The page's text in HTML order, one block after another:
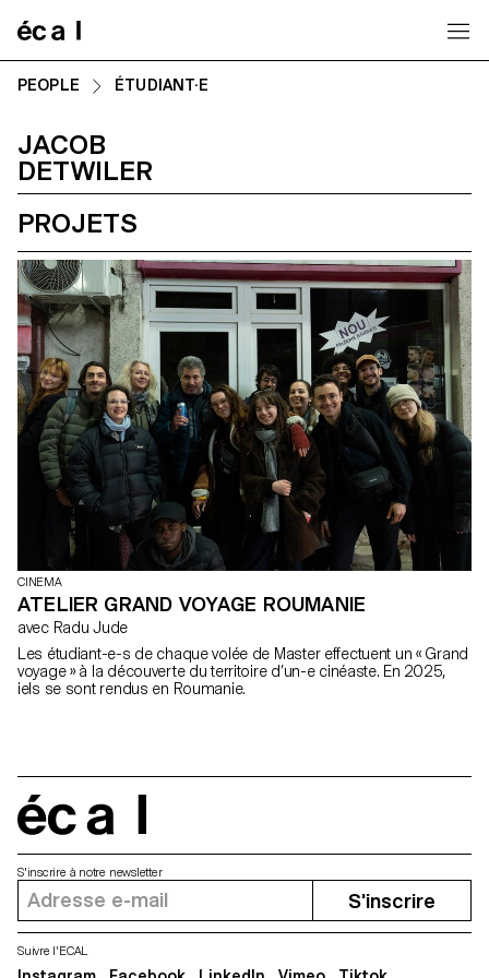
PEOPLE ÉTUDIANT·E
JACOB
DETWILER
PROJETS
CINEMA
ATELIER GRAND VOYAGE ROUMANIE
avec Radu Jude
Les étudiant-e-s de chaque volée de Master effectuent un « Grand
voyage » à la découverte du territoire d’un-e cinéaste. En 2025,
iels se sont rendus en Roumanie.
S'inscrire à notre newsletter
S'inscrire
Suivre l'ECAL